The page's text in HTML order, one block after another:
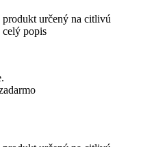
produkt určený na citlivú
celý popis